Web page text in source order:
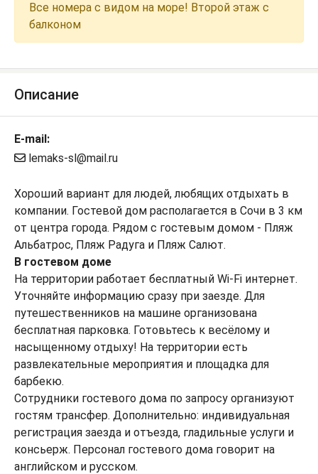
Все номера с видом на море! Второй этаж с
балконом
Описание
E-mail:
lemaks-sl@mail.ru
Хороший вариант для людей, любящих отдыхать в
компании. Гостевой дом располагается в Сочи в 3 км
от центра города. Рядом с гостевым домом - Пляж
Альбатрос, Пляж Радуга и Пляж Салют.
В гостевом доме
На территории работает бесплатный Wi-Fi интернет.
Уточняйте информацию сразу при заезде. Для
путешественников на машине организована
бесплатная парковка. Готовьтесь к весёлому и
насыщенному отдыху! На территории есть
развлекательные мероприятия и площадка для
барбекю.
Сотрудники гостевого дома по запросу организуют
гостям трансфер. Дополнительно: индивидуальная
регистрация заезда и отъезда, гладильные услуги и
консьерж. Персонал гостевого дома говорит на
английском и русском.